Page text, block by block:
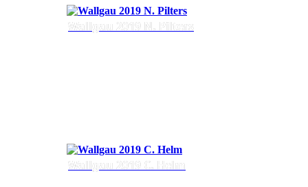
Wallgau 2019 N. Pilters
Wallgau 2019 C. Helm